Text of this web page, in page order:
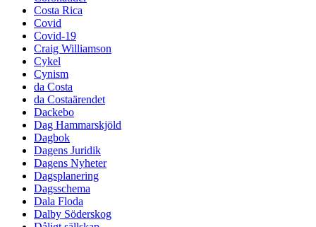
Costa Rica
Covid
Covid-19
Craig Williamson
Cykel
Cynism
da Costa
da Costaärendet
Dackebo
Dag Hammarskjöld
Dagbok
Dagens Juridik
Dagens Nyheter
Dagsplanering
Dagsschema
Dala Floda
Dalby Söderskog